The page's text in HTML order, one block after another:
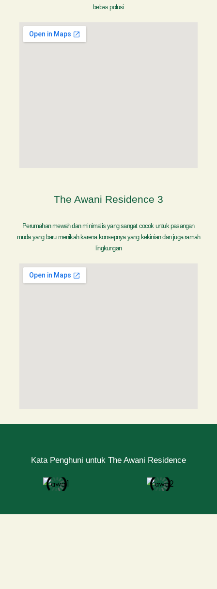
bebas polusi
The Awani Residence 3
Perumahan mewah dan minimalis yang sangat cocok untuk pasangan
muda yang baru menikah karena konsepnya yang kekinian dan juga ramah
lingkungan
Kata Penghuni untuk The Awani Residence